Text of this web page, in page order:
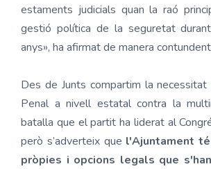
estaments judicials quan la raó
gestió política de la seguretat
anys», ha afirmat de manera
Des de Junts compartim la necessitat
Penal a nivell estatal contra la
batalla que el partit ha liderat al
però s’adverteix que l'Ajuntament
pròpies i opcions legals que